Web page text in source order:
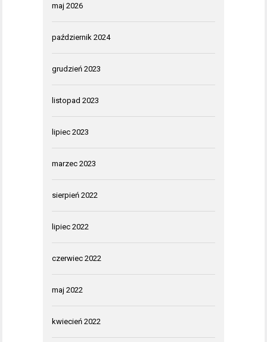
maj 2026
październik 2024
grudzień 2023
listopad 2023
lipiec 2023
marzec 2023
sierpień 2022
lipiec 2022
czerwiec 2022
maj 2022
kwiecień 2022